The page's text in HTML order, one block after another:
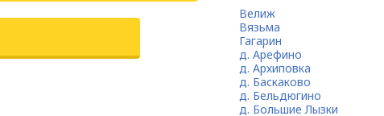
Велиж
Вязьма
Гагарин
д. Арефино
д. Архиповка
д. Баскаково
д. Бельдюгино
д. Большие Лызки